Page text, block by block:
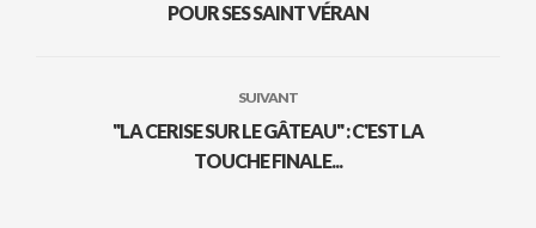
POUR SES SAINT VÉRAN
SUIVANT
"LA CERISE SUR LE GÂTEAU" : C'EST LA
TOUCHE FINALE...